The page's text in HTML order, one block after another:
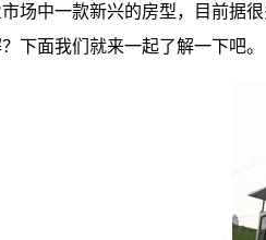
场中一款新兴的房型，目前据
下面我们就来一起了解一下吧。